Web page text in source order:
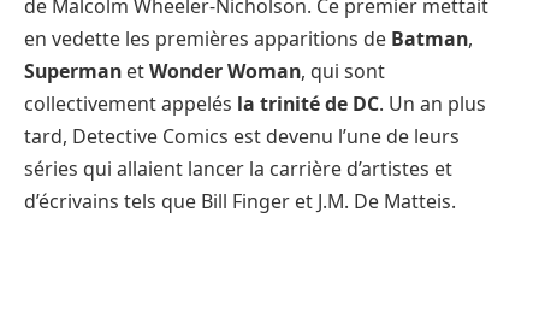
de Malcolm Wheeler-Nicholson. Ce premier mettait
en vedette les premières apparitions de Batman,
Superman etWonder Woman, qui sont
collectivement appelés la trinité de DC. Un an plus
tard, Detective Comics est devenu l’une de leurs
séries qui allaient lancer la carrière d’artistes et
d’écrivains tels que Bill Finger et J.M. De Matteis.